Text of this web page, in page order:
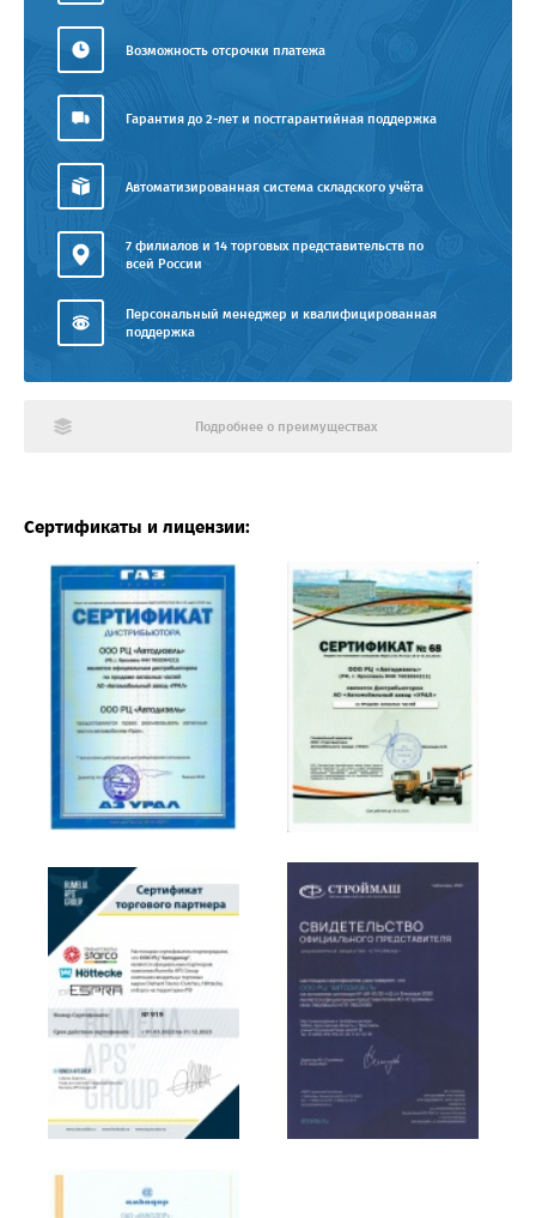
Возможность отсрочки платежа
Гарантия до 2-лет и постгарантийная поддержка
Автоматизированная система складского учёта
7 филиалов и 14 торговых представительств по
всей России
Персональный менеджер и квалифицированная
поддержка
Подробнее о преимуществах
Сертификаты и лицензии: